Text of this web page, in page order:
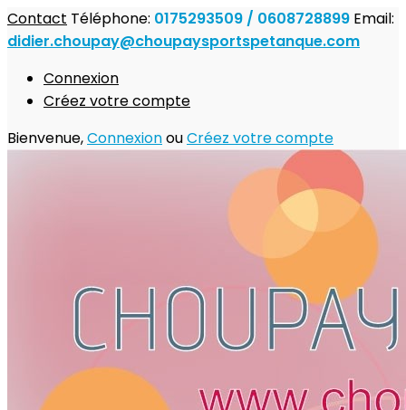
Contact Téléphone: 0175293509 / 0608728899 Email:
didier.choupay@choupaysportspetanque.com
Connexion
Créez votre compte
Bienvenue,ConnexionouCréez votre compte